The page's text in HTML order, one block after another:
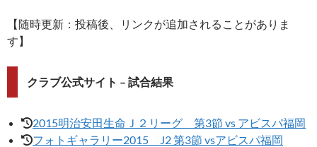
【随時更新：投稿後、リンクが追加されることがありま
す】
クラブ公式サイト – 試合結果
2015明治安田生命Ｊ２リーグ 第3節 vs アビスパ福岡
フォトギャラリー2015 J2 第3節 vsアビスパ福岡